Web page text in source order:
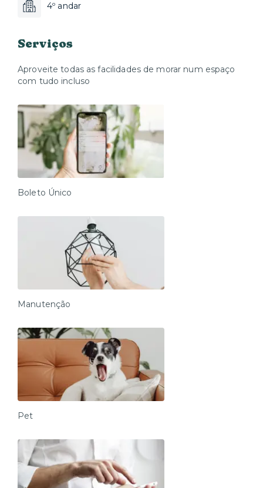
4º andar
Serviços
Aproveite todas as facilidades de morar num espaço
com tudo incluso
Boleto Único
Manutenção
Pet